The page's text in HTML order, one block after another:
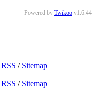
Powered by Twikoo v1.6.44
RSS / Sitemap
RSS / Sitemap